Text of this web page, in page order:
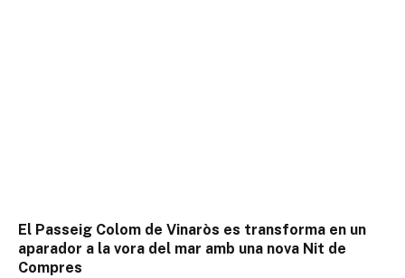
El Passeig Colom de Vinaròs es transforma en un
aparador a la vora del mar amb una nova Nit de
Compres